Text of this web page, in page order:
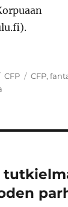
Categories
CFP Tags
CFP,